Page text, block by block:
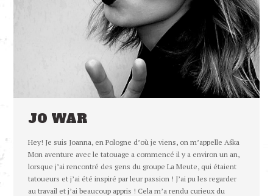
JO WAR
Hey! Je suis Joanna, en Pologne d’où je viens, on m’appelle Aśka
Mon aventure avec le tatouage a commencé il y a environ un an,
lorsque j’ai rencontré des gens du groupe La Meute, qui étaient
tatoueurs et j’ai été inspiré par leur passion ! J’ai pu les regarder
au travail et j’ai beaucoup appris ! Cela m’a rendu curieux du